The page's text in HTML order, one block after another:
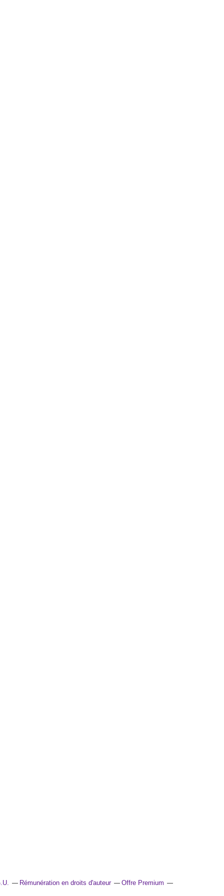
Rémunération en droits d'auteur
Offre Premium